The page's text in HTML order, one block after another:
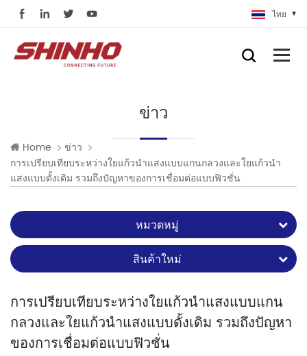
ไทย
ข่าว
Home
ข่าว
การเปรียบเทียบระหว่างใยแก้วนำแสงแบบแกนกลวงและใยแก้วนำ
แสงแบบดั้งเดิม รวมถึงปัญหาของการเชื่อมต่อแบบฟิวชั่น
หมวดหมู่
สินค้าใหม่
การเปรียบเทียบระหว่างใยแก้วนำแสงแบบแกน
กลวงและใยแก้วนำแสงแบบดั้งเดิม รวมถึงปัญหา
ของการเชื่อมต่อแบบฟิวชั่น